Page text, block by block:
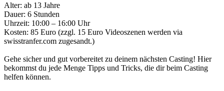
Alter: ab 13 Jahre
Dauer: 6 Stunden
Uhrzeit: 10:00 – 16:00 Uhr
Kosten: 85 Euro (zzgl. 15 Euro Videoszenen werden via
swisstranfer.com zugesandt.)
Gehe sicher und gut vorbereitet zu deinem nächsten Casting! Hier
bekommst du jede Menge Tipps und Tricks, die dir beim Casting
helfen können.